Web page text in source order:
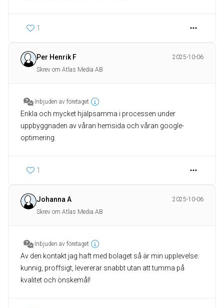
1
Per Henrik F
2025-10-06
Skrev om Atlas Media AB
Inbjuden av företaget
Enkla och mycket hjälpsamma i processen under
uppbyggnaden av våran hemsida och våran google-
optimering.
1
Johanna A
2025-10-06
Skrev om Atlas Media AB
Inbjuden av företaget
Av den kontakt jag haft med bolaget så är min upplevelse:
kunnig, proffsigt, levererar snabbt utan att tumma på